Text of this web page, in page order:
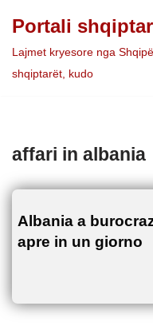
Skip
to
Portali
Lajmet kryesore nga
shqiptarët, kudo
affari in albania
Albania a
apre in un giorno